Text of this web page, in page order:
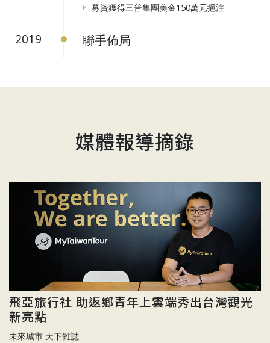
募資獲得三普集團美金150萬元挹注
2019 聯手佈局
媒體報導摘錄
飛亞旅行社 助返鄉青年上雲端秀出台灣觀光
新亮點
未來城市 天下雜誌